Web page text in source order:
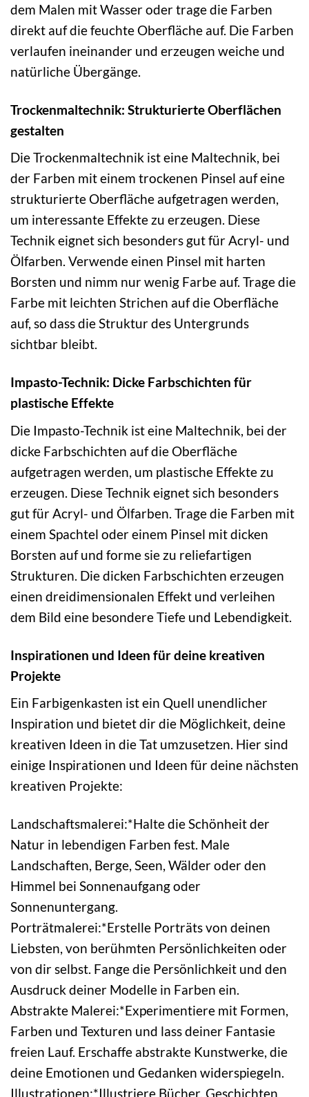
dem Malen mit Wasser oder trage die Farben
direkt auf die feuchte Oberfläche auf. Die Farben
verlaufen ineinander und erzeugen weiche und
natürliche Übergänge.
Trockenmaltechnik: Strukturierte Oberflächen
gestalten
Die Trockenmaltechnik ist eine Maltechnik, bei
der Farben mit einem trockenen Pinsel auf eine
strukturierte Oberfläche aufgetragen werden,
um interessante Effekte zu erzeugen. Diese
Technik eignet sich besonders gut für Acryl- und
Ölfarben. Verwende einen Pinsel mit harten
Borsten und nimm nur wenig Farbe auf. Trage die
Farbe mit leichten Strichen auf die Oberfläche
auf, so dass die Struktur des Untergrunds
sichtbar bleibt.
Impasto-Technik: Dicke Farbschichten für
plastische Effekte
Die Impasto-Technik ist eine Maltechnik, bei der
dicke Farbschichten auf die Oberfläche
aufgetragen werden, um plastische Effekte zu
erzeugen. Diese Technik eignet sich besonders
gut für Acryl- und Ölfarben. Trage die Farben mit
einem Spachtel oder einem Pinsel mit dicken
Borsten auf und forme sie zu reliefartigen
Strukturen. Die dicken Farbschichten erzeugen
einen dreidimensionalen Effekt und verleihen
dem Bild eine besondere Tiefe und Lebendigkeit.
Inspirationen und Ideen für deine kreativen
Projekte
Ein Farbigenkasten ist ein Quell unendlicher
Inspiration und bietet dir die Möglichkeit, deine
kreativen Ideen in die Tat umzusetzen. Hier sind
einige Inspirationen und Ideen für deine nächsten
kreativen Projekte:
Landschaftsmalerei:*Halte die Schönheit der
Natur in lebendigen Farben fest. Male
Landschaften, Berge, Seen, Wälder oder den
Himmel bei Sonnenaufgang oder
Sonnenuntergang.
Porträtmalerei:*Erstelle Porträts von deinen
Liebsten, von berühmten Persönlichkeiten oder
von dir selbst. Fange die Persönlichkeit und den
Ausdruck deiner Modelle in Farben ein.
Abstrakte Malerei:*Experimentiere mit Formen,
Farben und Texturen und lass deiner Fantasie
freien Lauf. Erschaffe abstrakte Kunstwerke, die
deine Emotionen und Gedanken widerspiegeln.
Illustrationen:*Illustriere Bücher, Geschichten